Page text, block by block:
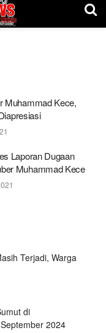
Muhammad Kece,
Laporan Dugaan
Muhammad Kece
Terjadi, Warga
di
2024